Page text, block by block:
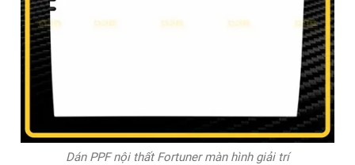
Dán PPF nội thất Fortuner màn hình giải trí